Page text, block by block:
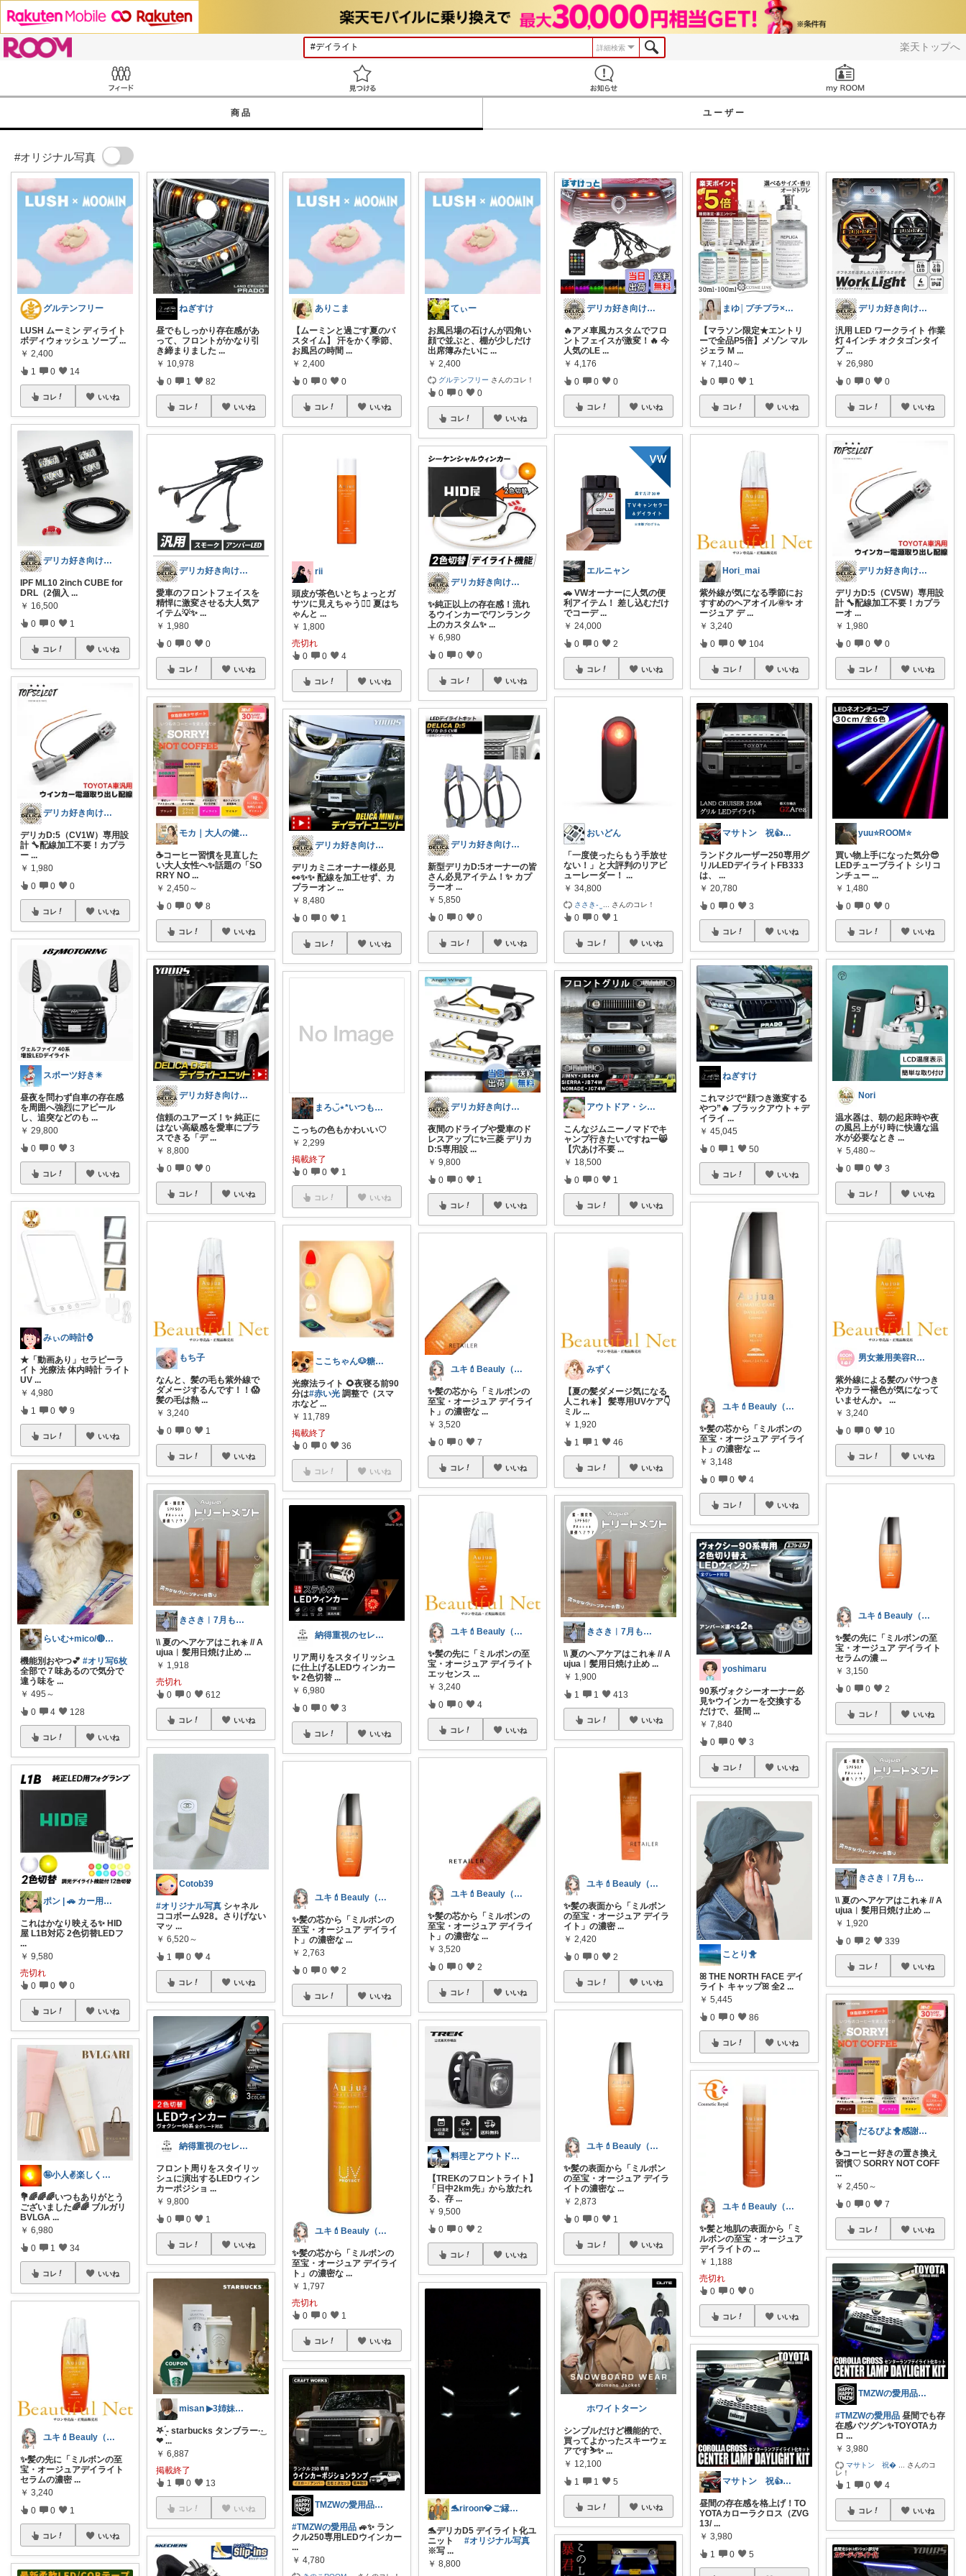
楽天トップへ
詳細検索
商品 ユーザー
#オリジナル写真
グルテンフリー
LUSH ムーミン ディライト
ボディウォッシュ ソープ...
￥ 2,400
1 0 14
コレ いいね
デリカ好き向けカーライフ用品
IPF ML10 2inch CUBE for
DRL（2個入 ...
￥ 16,500
0 0 1
コレ いいね
デリカ好き向けカーライフ用品
デリカD:5（CV1W）専用設
計 🔧配線加工不要！カプラ
ー ...
￥ 1,980
0 0 0
コレ いいね
スポーツ好き☀
昼夜を問わず自車の存在感
を周囲へ強烈にアピール
し、追突などのも ...
￥ 29,800
0 0 3
コレ いいね
みぃの時計⌚
★「動画あり」セラピーラ
イト 光療法 体内時計 ライト
UV ...
￥ 4,980
1 0 9
コレ いいね
らいむ+mico/🔴元気玉送るよ😸
機能別おやつ💕 #オリ写6枚
全部で７味あるので気分で
違う味を ...
￥ 495～
0 4 128
コレ いいね
ポン | 🚗 カー用品おすすめROOM
これはかなり映える✨ HID
屋 L1B対応 2色切替LEDフ
...
￥ 9,580
売切れ
0 0 0
コレ いいね
🤪小人✌️楽しくは〜い✌️😊⤴️
💐🌈🌈🌈いつもありがとう
ございました🌈🌈 ブルガリ
BVLGA ...
￥ 6,980
0 1 34
コレ いいね
ユキ💄Beauly（ビュウリー）
✨髪の先に「ミルボンの至
宝・オージュアデイライト
セラムの濃密 ...
￥ 3,240
0 0 1
コレ いいね
ねぎすけ
昼でもしっかり存在感があ
って、フロントがかなり引
き締まりました ...
￥ 10,978
0 1 82
コレ いいね
デリカ好き向けカーライフ用品
愛車のフロントフェイスを
精悍に激変させる大人気ア
イテム💡✨...
￥ 1,980
0 0 0
コレ いいね
モカ｜大人の健康美容オタク
☕コーヒー習慣を見直した
い大人女性へ✨話題の「SO
RRY NO ...
￥ 2,450～
0 0 8
コレ いいね
デリカ好き向けカーライフ用品
信頼のユアーズ！✨ 純正に
はない高級感を愛車にプラ
スできる「デ ...
￥ 8,800
0 0 0
コレ いいね
もち子
なんと、髪の毛も紫外線で
ダメージするんです！！😱
髪の毛は熱 ...
￥ 3,240
0 0 1
コレ いいね
きさき︱7月も宜しくお願いします🍉♡
\\ 夏のヘアケアはこれ☀️ // A
ujua︱髪用日焼け止め ...
￥ 1,918
売切れ
0 0 612
コレ いいね
Cotob39
#オリジナル写真 シャネル
ココボーム928。さりげない
マッ ...
￥ 6,520～
1 0 4
コレ いいね
納得重視のセレクトROOM
フロント周りをスタイリッ
シュに演出するLEDウィン
カーポジショ ...
￥ 9,800
0 0 1
コレ いいね
misan ▶︎3姉妹mama
𖤐 ̖́-‬ starbucks タンブラー‪·͜·
❤︎‬ ...
￥ 6,887
掲載終了
1 0 13
コレ いいね
ありこま
【ムーミンと過ごす夏のバ
スタイム】 汗をかく季節、
お風呂の時間 ...
￥ 2,400
0 0 0
コレ いいね
rii
頭皮が茶色いとちょっとガ
サツに見えちゃう👰‍♀️ 夏はち
ゃんと ...
￥ 1,800
売切れ
0 0 4
コレ いいね
デリカ好き向けカーライフ用品
デリカミニオーナー様必見
👀✨✨ 配線を加工せず、カ
プラーオン ...
￥ 8,480
0 0 1
コレ いいね
まろ◡̈⋆︎*いつもありがとうございます
こっちの色もかわいい♡
￥ 2,299
掲載終了
0 0 1
コレ いいね
ここちゃん🐶糖代謝大事だよ 感謝💕
光療法ライト 🌻夜寝る前90
分は#赤い光 調整で（スマ
ホなど ...
￥ 11,789
掲載終了
0 0 36
コレ いいね
納得重視のセレクトROOM
リア周りをスタイリッシュ
に仕上げるLEDウィンカー
✨ 2色切替 ...
￥ 6,980
0 0 3
コレ いいね
ユキ💄Beauly（ビュウリー）
✨髪の芯から「ミルボンの
至宝・オージュア デイライ
ト」の濃密な ...
￥ 2,763
0 0 2
コレ いいね
ユキ💄Beauly（ビュウリー）
✨髪の芯から「ミルボンの
至宝・オージュア デイライ
ト」の濃密な ...
￥ 1,797
売切れ
0 0 1
コレ いいね
TMZWの愛用品で検索🔍
#TMZWの愛用品 🚙✨ ラン
クル250専用LEDウインカー
...
￥ 4,780
てぃー
お風呂場の石けんが四角い
顔で並ぶと、棚が少しだけ
出席簿みたいに ...
￥ 2,400
グルテンフリー さんのコレ！
0 0 0
コレ いいね
デリカ好き向けカーライフ用品
✨純正以上の存在感！流れ
るウインカーでワンランク
上のカスタム✨ ...
￥ 6,980
0 0 0
コレ いいね
デリカ好き向けカーライフ用品
新型デリカD:5オーナーの皆
さん必見アイテム！✨ カプ
ラーオ ...
￥ 5,850
0 0 0
コレ いいね
デリカ好き向けカーライフ用品
夜間のドライブや愛車のド
レスアップに✨三菱 デリカ
D:5専用設 ...
￥ 9,800
0 0 1
コレ いいね
ユキ💄Beauly（ビュウリー）
✨髪の芯から「ミルボンの
至宝・オージュア デイライ
ト」の濃密な ...
￥ 3,520
0 0 7
コレ いいね
ユキ💄Beauly（ビュウリー）
✨髪の先に「ミルボンの至
宝・オージュア デイライト
エッセンス ...
￥ 3,240
0 0 4
コレ いいね
ユキ💄Beauly（ビュウリー）
✨髪の芯から「ミルボンの
至宝・オージュア デイライ
ト」の濃密な ...
￥ 3,520
0 0 2
コレ いいね
料理とアウトドア好きなアラフィフおじさん
【TREKのフロントライト】
「日中2km先」から放たれ
る、存 ...
￥ 9,500
0 0 2
コレ いいね
🐬riroon💎ご縁に感謝✨️
🐬デリカD5 デイライト化ユ
ニット#オリジナル写真
※写 ...
￥ 8,800
デリカ好き向けカーライフ用品
🔥アメ車風カスタムでフロ
ントフェイスが激変！🔥 今
人気のLE ...
￥ 4,176
0 0 0
コレ いいね
エルニャン
🚗 VWオーナーに人気の便
利アイテム！ 差し込むだけ
でコーデ ...
￥ 24,000
0 0 2
コレ いいね
おいどん
「一度使ったらもう手放せ
ない！」と大評判のリアビ
ューレーダー！ ...
￥ 34,800
ささき֊ ̫ さんのコレ！
0 0 1
コレ いいね
アウトドア・シーズン小物 提案型店舗
こんなジムニーノマドでキ
ャンプ行きたいですねー😸
【穴あけ不要 ...
￥ 18,500
0 0 1
コレ いいね
みずく
【夏の髪ダメージ気になる
人これ☀️】 髪専用UVケア👇
ミル ...
￥ 1,920
1 1 46
コレ いいね
きさき︱7月も宜しくお願いします🍉♡
\\ 夏のヘアケアはこれ☀️ // A
ujua︱髪用日焼け止め ...
￥ 1,900
1 1 413
コレ いいね
ユキ💄Beauly（ビュウリー）
✨髪の表面から「ミルボン
の至宝・オージュア デイラ
イト」の濃密 ...
￥ 2,420
0 0 2
コレ いいね
ユキ💄Beauly（ビュウリー）
✨髪の表面から「ミルボン
の至宝・オージュア デイラ
イトの濃密な ...
￥ 2,873
0 0 1
コレ いいね
ホワイトターン
シンプルだけど機能的で、
買ってよかったスキーウェ
アです⛷️✨...
￥ 12,100
1 1 5
コレ いいね
まゆ│プチプラ×ご褒美スイーツ
【マラソン限定★エントリ
ーで全品P5倍】メゾン マル
ジェラ M ...
￥ 7,140～
0 0 1
コレ いいね
Hori_mai
紫外線が気になる季節にお
すすめのヘアオイル🌞✨ オ
ージュア デ ...
￥ 3,240
0 0 104
コレ いいね
マサトン 祝👍7000プロフも見てね
ランドクルーザー250専用グ
リルLEDデイライトFB333
は、
...
￥ 20,780
0 0 3
コレ いいね
ねぎすけ
これマジで“顔つき激変する
やつ”🔥 ブラックアウト＋デ
イライ ...
￥ 45,045
0 1 50
コレ いいね
ユキ💄Beauly（ビュウリー）
✨髪の芯から「ミルボンの
至宝・オージュア デイライ
ト」の濃密な ...
￥ 3,148
0 0 4
コレ いいね
yoshimaru
90系ヴォクシーオーナー必
見✨ウインカーを交換する
だけで、昼間 ...
￥ 7,840
0 0 3
コレ いいね
ことり🐥
ꕤ THE NORTH FACE デイ
ライト キャップꕤ 全2 ...
￥ 5,445
0 0 86
コレ いいね
ユキ💄Beauly（ビュウリー）
✨髪と地肌の表面から「ミ
ルボンの至宝・オージュア
デイライトの ...
￥ 1,188
売切れ
0 0 0
コレ いいね
マサトン 祝👍7000プロフも見てね
昼間の存在感を格上げ！TO
YOTAカローラクロス（ZVG
13/ ...
￥ 3,980
1 0 5
デリカ好き向けカーライフ用品
汎用 LED ワークライト 作業
灯 4インチ オクタゴンタイ
プ ...
￥ 26,980
0 0 0
コレ いいね
デリカ好き向けカーライフ用品
デリカD:5（CV5W）専用設
計 🔧配線加工不要！カプラ
ーオ ...
￥ 1,980
0 0 0
コレ いいね
yuu⭐️ROOM⭐️
買い物上手になった気分😎
LEDチューブライト シリコ
ンチュー ...
￥ 1,480
0 0 0
コレ いいね
Nori
温水器は、朝の起床時や夜
の風呂上がり時に快適な温
水が必要なとき ...
￥ 5,480～
0 0 3
コレ いいね
男女兼用美容ROOM
紫外線による髪のパサつき
やカラー褪色が気になって
いませんか。...
￥ 3,240
0 0 10
コレ いいね
ユキ💄Beauly（ビュウリー）
✨髪の先に「ミルボンの至
宝・オージュア デイライト
セラムの濃 ...
￥ 3,150
0 0 2
コレ いいね
きさき︱7月も宜しくお願いします🍉♡
\\ 夏のヘアケアはこれ☀️ // A
ujua︱髪用日焼け止め ...
￥ 1,920
0 2 339
コレ いいね
だるぴよ🐥感謝💕推し活グッズ美容👠
☕コーヒー好きの置き換え
習慣♡ SORRY NOT COFF
...
￥ 2,450～
0 0 7
コレ いいね
TMZWの愛用品で検索🔍
#TMZWの愛用品 昼間でも存
在感バツグン✨TOYOTAカ
ロ ...
￥ 3,980
マサトン 祝
さんのコ
レ！
1 0 4
コレ いいね